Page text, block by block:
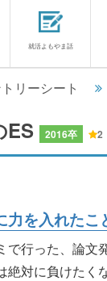
就活よもやま話
リーシート
ES 2016卒 2
力を入れたこ
で行った、論文
絶対に負けた